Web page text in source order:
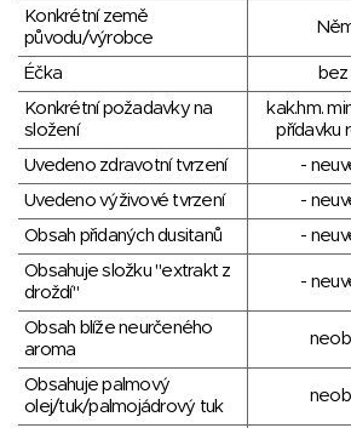
Konkrétní země
původu/výrobce
Éčka
Konkrétní požadavky na
složení
kak.hm.
přídavku
Uvedeno zdravotní tvrzení -
Uvedeno výživové tvrzení
-
Obsah přidaných dusitanů
-
Obsahuje složku "extrakt z
droždí"
-
Obsah blíže neurčeného
aroma
Obsahuje palmový
olej/tuk/palmojádrový tuk